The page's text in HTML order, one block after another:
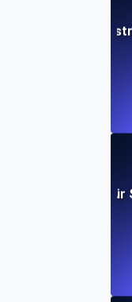
für IoT-
Soak-Tests für